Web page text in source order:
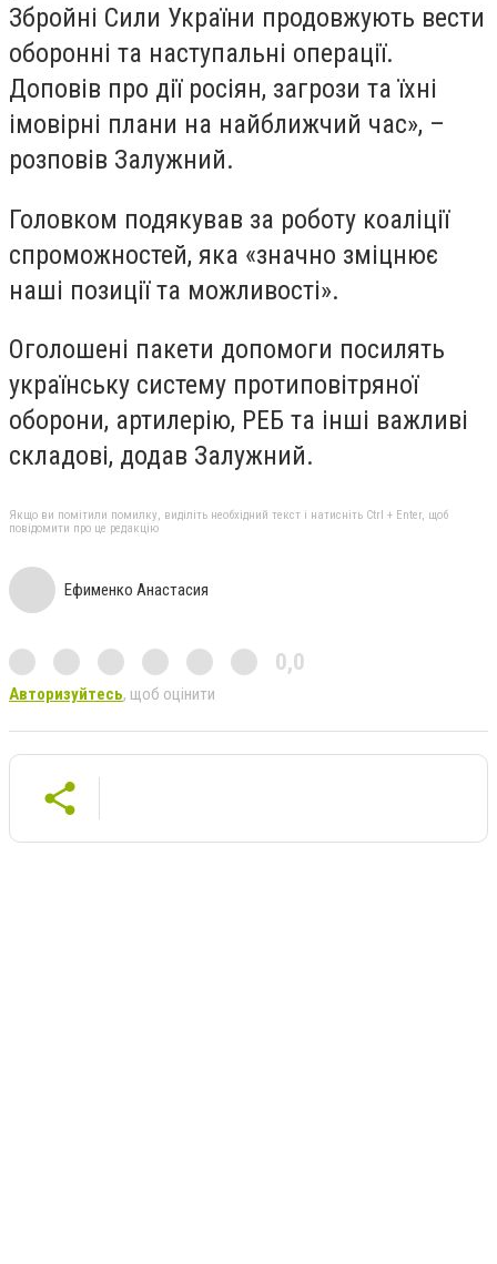
Збройні Сили України продовжують вести
оборонні та наступальні операції.
Доповів про дії росіян, загрози та їхні
імовірні плани на найближчий час», –
розповів Залужний.
Головком подякував за роботу коаліції
спроможностей, яка «значно зміцнює
наші позиції та можливості».
Оголошені пакети допомоги посилять
українську систему протиповітряної
оборони, артилерію, РЕБ та інші важливі
складові, додав Залужний.
Якщо ви помітили помилку, виділіть необхідний текст і натисніть Ctrl + Enter, щоб
повідомити про це редакцію
Ефименко Анастасия
0,0
Авторизуйтесь, щоб оцінити